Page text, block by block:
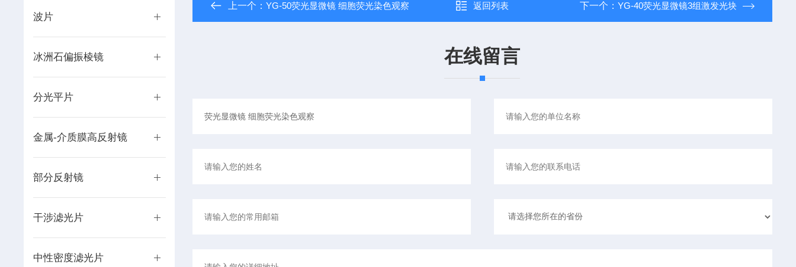
波片
冰洲石偏振棱镜
分光平片
金属-介质膜高反射镜
部分反射镜
干涉滤光片
中性密度滤光片
上一个：YG-50荧光显微镜 细胞荧光染色观察 返回列表 下一个： YG-40荧光显微镜3组激发光块
在线留言